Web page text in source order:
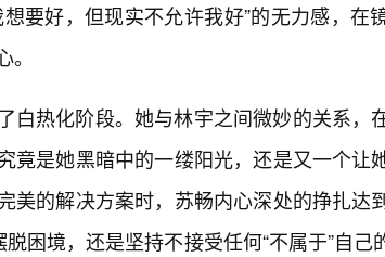
要好，但现实不允许我好”的无力感，在
白热化阶段。她与林宇之间微妙的关系，
竟是她黑暗中的一缕阳光，还是又一个让
美的解决方案时，苏畅内心深处的挣扎达
脱困境，还是坚持不接受任何“不属于”自